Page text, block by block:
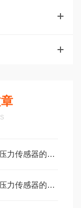
贺德克HYDAC压力传感器的维护保养方法分享
贺德克HYDAC压力传感器的常见故障相应解决方法分享